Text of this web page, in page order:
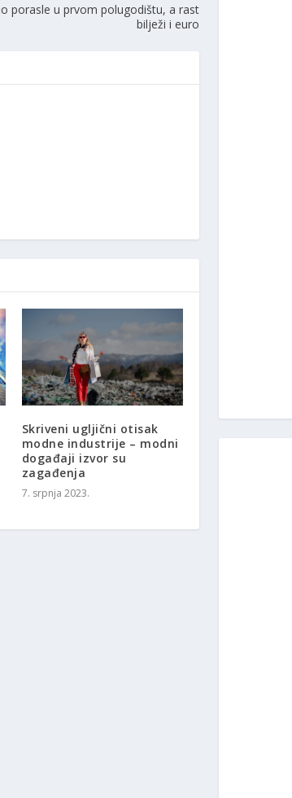
porasle u prvom polugodištu, a rast
bilježi i euro
Skriveni ugljični otisak
modne industrije – modni
događaji izvor su
zagađenja
7. srpnja 2023.